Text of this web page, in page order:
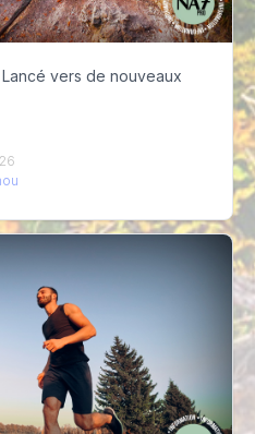
vers de nouveaux